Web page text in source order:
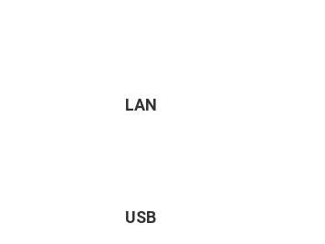
LAN
USB